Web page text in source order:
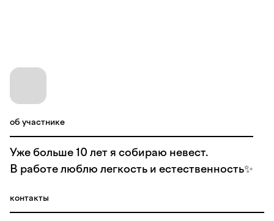
об участнике
Уже больше 10 лет я собираю невест.
В работе люблю легкость и естественность✨
контакты